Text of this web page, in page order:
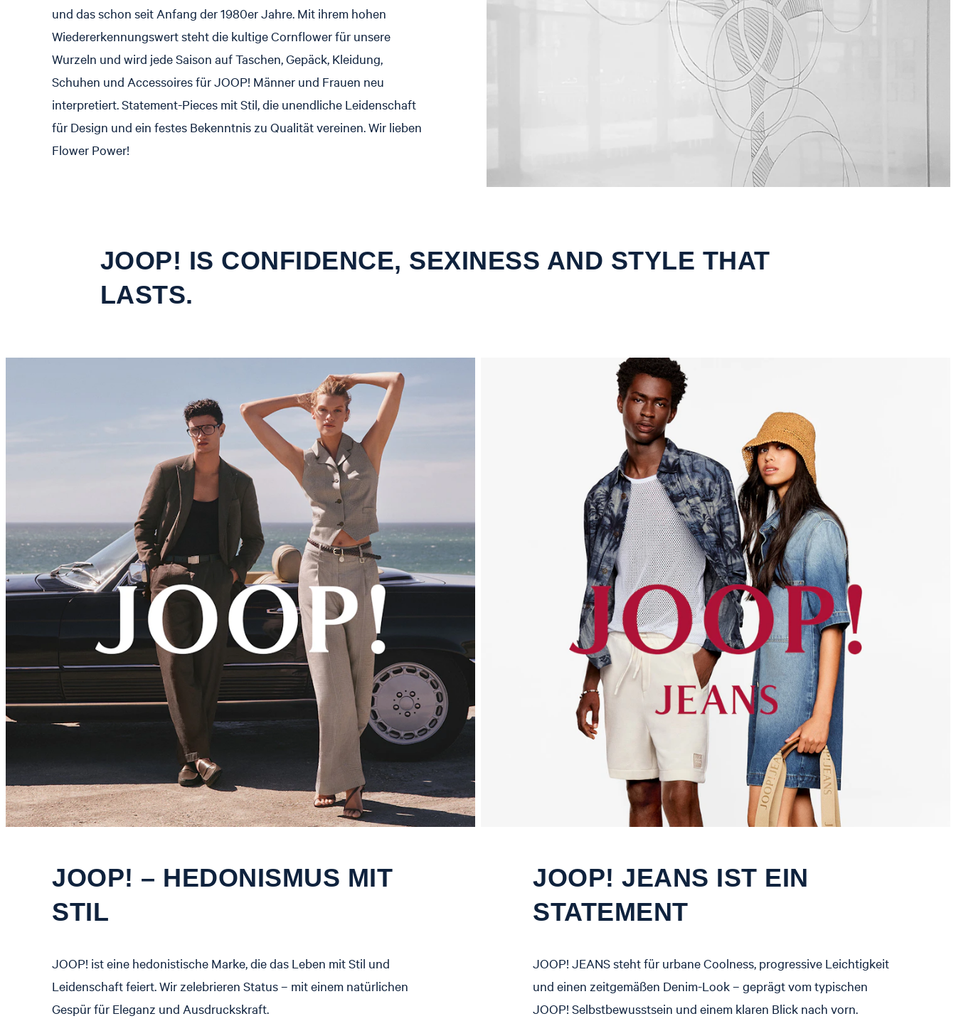
und das schon seit Anfang der 1980er Jahre. Mit ihrem hohen
Wiedererkennungswert steht die kultige Cornflower für unsere
Wurzeln und wird jede Saison auf Taschen, Gepäck, Kleidung,
Schuhen und Accessoires für JOOP! Männer und Frauen neu
interpretiert. Statement-Pieces mit Stil, die unendliche Leidenschaft
für Design und ein festes Bekenntnis zu Qualität vereinen. Wir lieben
Flower Power!
JOOP! IS CONFIDENCE, SEXINESS AND STYLE THAT
LASTS.
JOOP! – HEDONISMUS MIT
STIL
JOOP! ist eine hedonistische Marke, die das Leben mit Stil und
Leidenschaft feiert. Wir zelebrieren Status – mit einem natürlichen
Gespür für Eleganz und Ausdruckskraft.
JOOP! JEANS IST EIN
STATEMENT
JOOP! JEANS steht für urbane Coolness, progressive Leichtigkeit
und einen zeitgemäßen Denim-Look – geprägt vom typischen
JOOP! Selbstbewusstsein und einem klaren Blick nach vorn.